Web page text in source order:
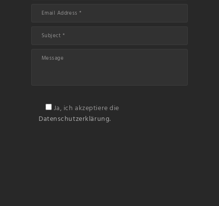
Ja, ich akzeptiere die
Datenschutzerklärung.